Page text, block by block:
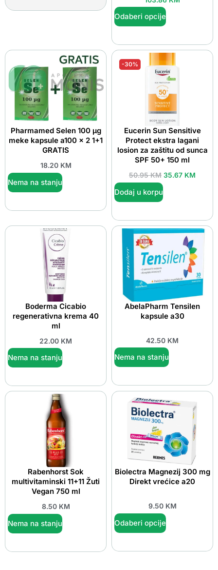
Odaberi opcije
Pharmamed Selen 100 µg
meke kapsule a100 x 2 1+1
GRATIS
18.20 KM
Nema na stanju
-30%
Eucerin Sun Sensitive
Protect ekstra lagani
losion za zaštitu od sunca
SPF 50+ 150 ml
50.95KM 35.67 KM
Dodaj u korpu
Boderma Cicabio
regenerativna krema 40
ml
22.00 KM
Nema na stanju
AbelaPharm Tensilen
kapsule a30
42.50 KM
Nema na stanju
Rabenhorst Sok
multivitaminski 11+11 Žuti
Vegan 750 ml
8.50 KM
Nema na stanju
Biolectra Magnezij 300 mg
Direkt vrećice a20
9.50 KM
Odaberi opcije